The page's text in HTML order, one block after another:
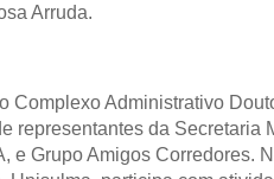
Arruda.
Complexo Administrativo
representantes da Secretaria
e Grupo Amigos Corredores.